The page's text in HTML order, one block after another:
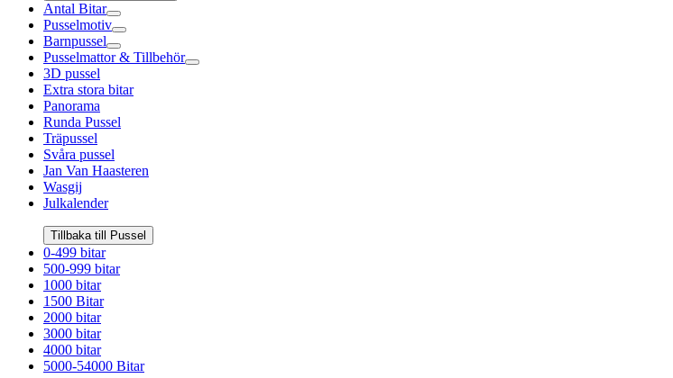
Antal Bitar
Pusselmotiv
Barnpussel
Pusselmattor & Tillbehör
3D pussel
Extra stora bitar
Panorama
Runda Pussel
Träpussel
Svåra pussel
Jan Van Haasteren
Wasgij
Julkalender
Tillbaka till Pussel
0-499 bitar
500-999 bitar
1000 bitar
1500 Bitar
2000 bitar
3000 bitar
4000 bitar
5000-54000 Bitar